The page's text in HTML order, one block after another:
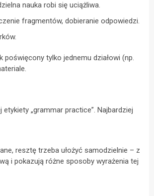
nauka robi się uciążliwa.
fragmentów, dobieranie odpowiedzi.
poświęcony tylko jednemu działowi (np.
„grammar practice”. Najbardziej
resztę trzeba ułożyć samodzielnie – z
i pokazują różne sposoby wyrażenia tej